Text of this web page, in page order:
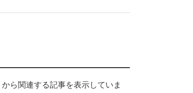
から関連する記事を表示していま